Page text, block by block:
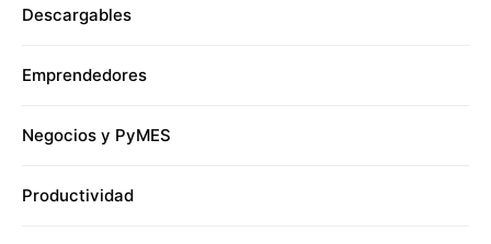
Descargables
Emprendedores
Negocios y PyMES
Productividad